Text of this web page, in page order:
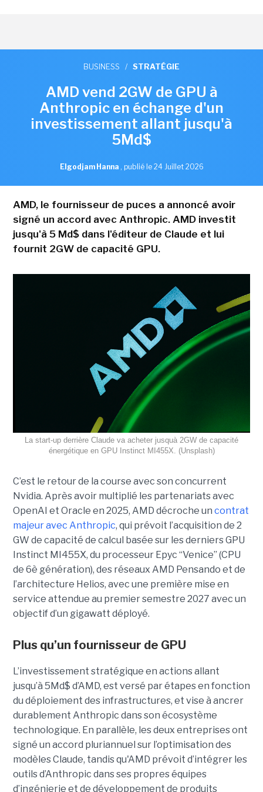
BUSINESS / STRATÉGIE
AMD vend 2GW de GPU à
Anthropic en échange d'un
investissement allant jusqu'à
5Md$
Elgodjam Hanna , publié le 24 Juillet 2026
AMD, le fournisseur de puces a annoncé avoir
signé un accord avec Anthropic. AMD investit
jusqu'à 5 Md$ dans l'éditeur de Claude et lui
fournit 2GW de capacité GPU.
La start-up derrière Claude va acheter jusquà 2GW de capacité
énergétique en GPU Instinct MI455X. (Unsplash)
C’est le retour de la course avec son concurrent
Nvidia. Après avoir multiplié les partenariats avec
OpenAI et Oracle en 2025, AMD décroche un contrat
majeur avec Anthropic, qui prévoit l’acquisition de 2
GW de capacité de calcul basée sur les derniers GPU
Instinct MI455X, du processeur Epyc “Venice” (CPU
de 6è génération), des réseaux AMD Pensando et de
l’architecture Helios, avec une première mise en
service attendue au premier semestre 2027 avec un
objectif d’un gigawatt déployé.
Plus qu’un fournisseur de GPU
L’investissement stratégique en actions allant
jusqu’à 5Md$ d’AMD, est versé par étapes en fonction
du déploiement des infrastructures, et vise à ancrer
durablement Anthropic dans son écosystème
technologique. En parallèle, les deux entreprises ont
signé un accord pluriannuel sur l’optimisation des
modèles Claude, tandis qu'AMD prévoit d’intégrer les
outils d’Anthropic dans ses propres équipes
d’ingénierie et de développement de produits